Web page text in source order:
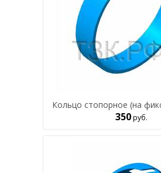
Кольцо стопорное (на
350руб.